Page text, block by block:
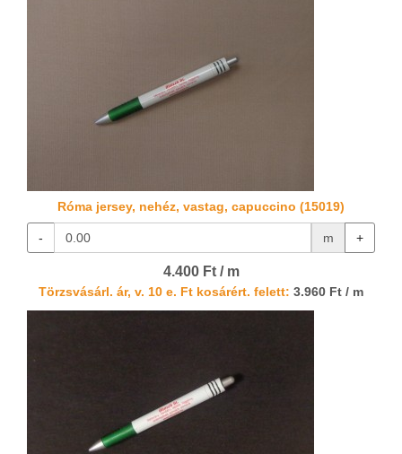
Róma jersey, nehéz, vastag, capuccino (15019)
- m +
4.400 Ft / m
Törzsvásárl. ár, v. 10 e. Ft kosárért. felett: 3.960 Ft / m